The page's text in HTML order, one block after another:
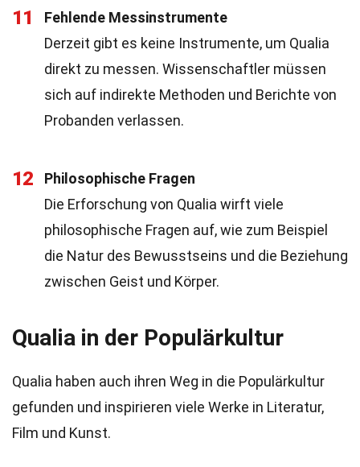
11
Fehlende Messinstrumente
Derzeit gibt es keine Instrumente, um Qualia
direkt zu messen. Wissenschaftler müssen
sich auf indirekte Methoden und Berichte von
Probanden verlassen.
12
Philosophische Fragen
Die Erforschung von Qualia wirft viele
philosophische Fragen auf, wie zum Beispiel
die Natur des Bewusstseins und die Beziehung
zwischen Geist und Körper.
Qualia in der Populärkultur
Qualia haben auch ihren Weg in die Populärkultur
gefunden und inspirieren viele Werke in Literatur,
Film und Kunst.